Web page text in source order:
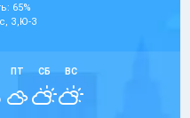
65%
З,Ю-З
ПТ СБ ВС